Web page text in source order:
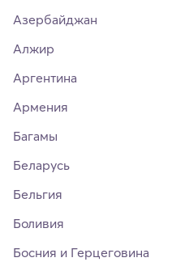
Азербайджан
Алжир
Аргентина
Армения
Багамы
Беларусь
Бельгия
Боливия
Босния и Герцеговина